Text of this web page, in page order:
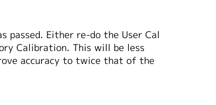
passed. Either re-do the User Cal
Calibration. This will be less
accuracy to twice that of the